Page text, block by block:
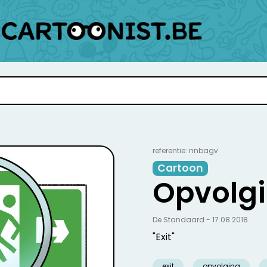
referentie: nnbagv
Cartoon
"Exit"
De Standaard - 17.08.2018